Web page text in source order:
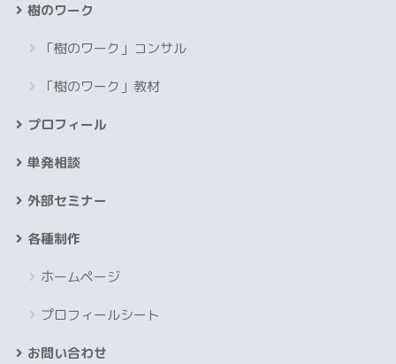
樹のワーク
「樹のワーク」コンサル
「樹のワーク」教材
プロフィール
単発相談
外部セミナー
各種制作
ホームページ
プロフィールシート
お問い合わせ